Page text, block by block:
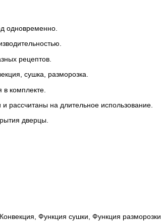
одновременно.
рецептов.
сушка, разморозка.
комплекте.
и рассчитаны на длительное использование.
дверцы.
Функция сушки, Функция разморозки